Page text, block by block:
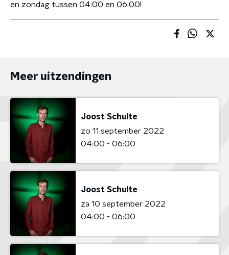
en zondag tussen 04:00 en 06:00!
Meer uitzendingen
Joost Schulte
zo 11 september 2022
04:00 - 06:00
Joost Schulte
za 10 september 2022
04:00 - 06:00